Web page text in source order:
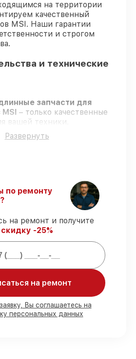
на территории
качественный
MSI. Наши гарантии
и строгом
и технические
запчасти для
– только качественные
вашей техники.
инженеры
отбор, что
– ремонт
в оговоренные сроки.
гарантия
– на все услуги
официальное
по ремонту выполняются с
присутствия владельца
MSI готовы к установке в
в Москве, остальные
Развернуть
по ремонту
на ремонт и получите
скидку -25%
на ремонт
Вы соглашаетесь на
персональных данных